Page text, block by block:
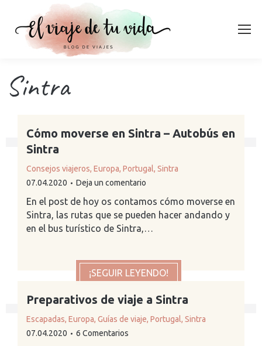
Sintra
Cómo moverse en Sintra – Autobús en
Sintra
Consejos viajeros, Europa, Portugal, Sintra
07.04.2020
Deja un comentario
En el post de hoy os contamos cómo moverse en
Sintra, las rutas que se pueden hacer andando y
en el bus turístico de Sintra,…
¡SEGUIR LEYENDO!
Preparativos de viaje a Sintra
Escapadas, Europa, Guías de viaje, Portugal, Sintra
07.04.2020
6 Comentarios